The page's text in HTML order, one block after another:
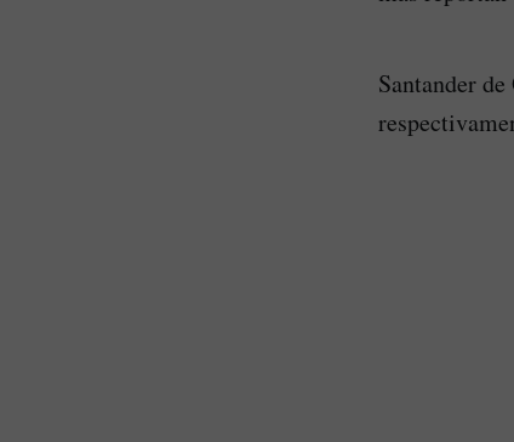
Santander